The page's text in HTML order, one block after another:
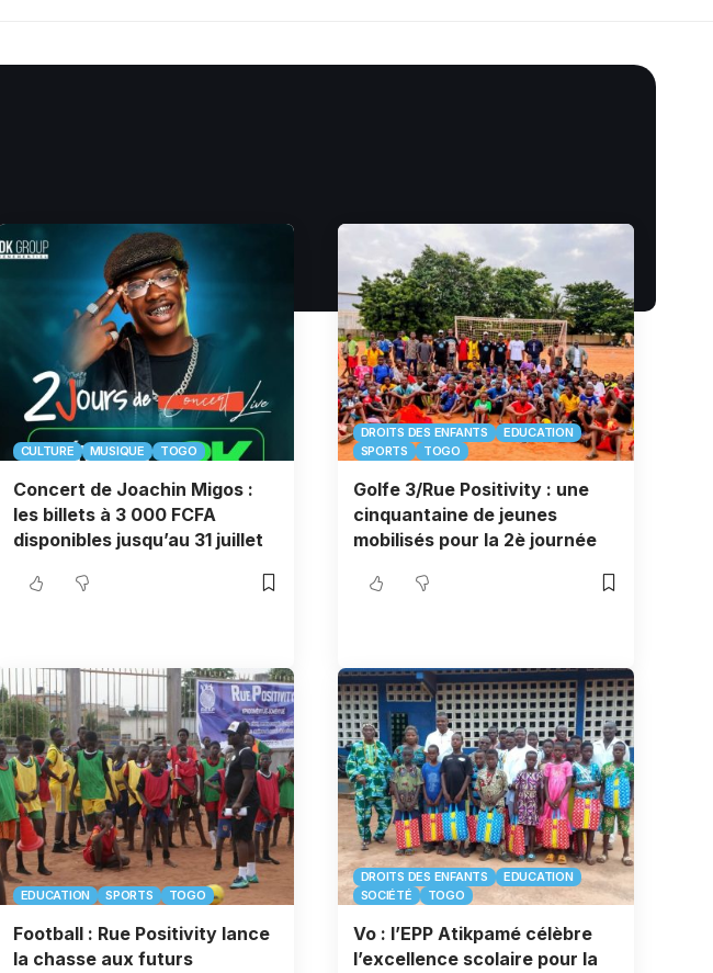
CULTURE MUSIQUE TOGO
Concert de Joachin Migos :
les billets à 3 000 FCFA
disponibles jusqu’au 31 juillet
DROITS DES ENFANTS
EDUCATION
SPORTS
TOGO
Golfe 3/Rue Positivity : une
cinquantaine de jeunes
mobilisés pour la 2è journée
EDUCATION SPORTS TOGO
Football : Rue Positivity lance
la chasse aux futurs
DROITS DES ENFANTS
EDUCATION
SOCIÉTÉ
TOGO
Vo : l’EPP Atikpamé célèbre
l’excellence scolaire pour la